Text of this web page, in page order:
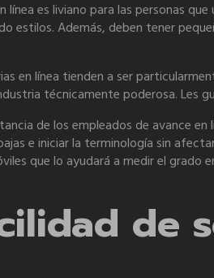
es liviano para las personas que
estilos. Además, deben tener
en línea tienden a ser
técnicamente poderosa. Les
de los empleados de avance
e iniciar la terminología sin
que lo ayudará a medir el grado
de